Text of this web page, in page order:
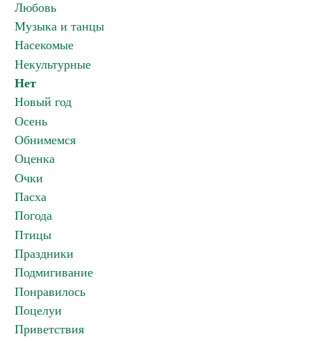
Любовь
Музыка и танцы
Насекомые
Некультурные
Нет
Новый год
Осень
Обнимемся
Оценка
Очки
Пасха
Погода
Птицы
Праздники
Подмигивание
Понравилось
Поцелуи
Приветствия